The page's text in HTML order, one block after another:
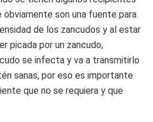
obviamente son una fuente para
de los zancudos y al estar
picada por un zancudo,
se infecta y va a transmitirlo
sanas, por eso es importante
que no se requiera y que